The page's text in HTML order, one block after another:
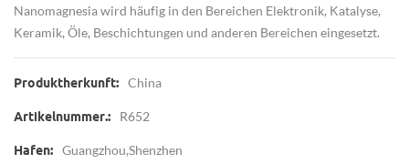
Nanomagnesia wird häufig in den Bereichen Elektronik, Katalyse,
Keramik, Öle, Beschichtungen und anderen Bereichen eingesetzt.
Produktherkunft: China
Artikelnummer.: R652
Hafen: Guangzhou,Shenzhen